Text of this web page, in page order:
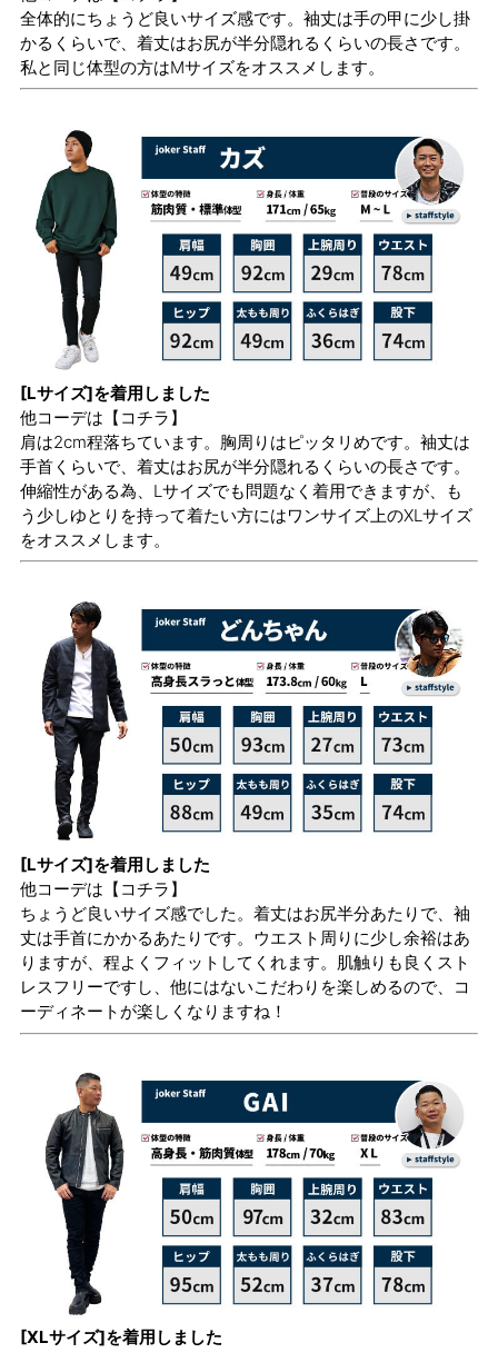
全体的にちょうど良いサイズ感です。袖丈は手の甲に少し掛
かるくらいで、着丈はお尻が半分隠れるくらいの長さです。
私と同じ体型の方はMサイズをオススメします。
[Lサイズ]を着用しました
他コーデは 【コチラ】
肩は2cm程落ちています。胸周りはピッタリめです。袖丈は
手首くらいで、着丈はお尻が半分隠れるくらいの長さです。
伸縮性がある為、Lサイズでも問題なく着用できますが、も
う少しゆとりを持って着たい方にはワンサイズ上のXLサイズ
をオススメします。
[Lサイズ]を着用しました
他コーデは 【コチラ】
ちょうど良いサイズ感でした。着丈はお尻半分あたりで、袖
丈は手首にかかるあたりです。ウエスト周りに少し余裕はあ
りますが、程よくフィットしてくれます。肌触りも良くスト
レスフリーですし、他にはないこだわりを楽しめるので、コ
ーディネートが楽しくなりますね！
[XLサイズ]を着用しました